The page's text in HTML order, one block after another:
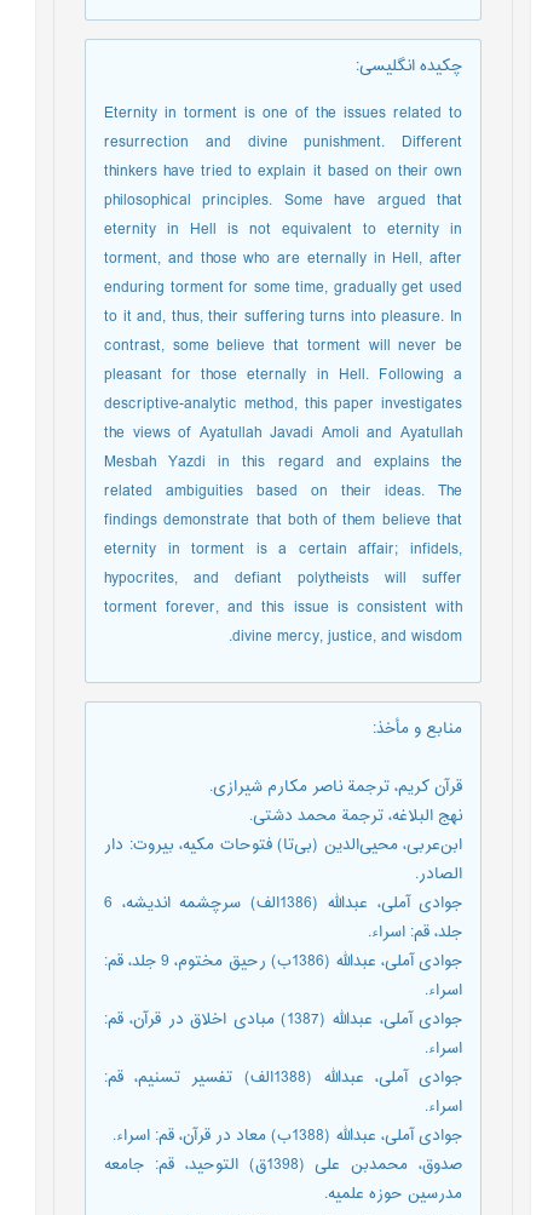
چکیده انگلیسی:
Eternity in torment is one of the issues related to
resurrection and divine punishment. Different
thinkers have tried to explain it based on their own
philosophical principles. Some have argued that
eternity in Hell is not equivalent to eternity in
torment, and those who are eternally in Hell, after
enduring torment for some time, gradually get used
to it and, thus, their suffering turns into pleasure. In
contrast, some believe that torment will never be
pleasant for those eternally in Hell. Following a
descriptive-analytic method, this paper investigates
the views of Ayatullah Javadi Amoli and Ayatullah
Mesbah Yazdi in this regard and explains the
related ambiguities based on their ideas. The
findings demonstrate that both of them believe that
eternity in torment is a certain affair; infidels,
hypocrites, and defiant polytheists will suffer
torment forever, and this issue is consistent with
divine mercy, justice, and wisdom.
منابع و مأخذ:
قرآن کریم، ترجمة ناصر مکارم شیرازی.
نهج البلاغه، ترجمة محمد دشتی.
ابن‌عربی، محیی‌الدین (بی‌تا) فتوحات مکیه، بیروت: دار
الصادر.
جوادی آملی، عبدالله (1386الف) سرچشمه اندیشه، 6
جلد، قم: اسراء.
جوادی آملی، عبدالله (1386ب) رحیق مختوم، 9 جلد، قم:
اسراء.
جوادی آملی، عبدالله (1387) مبادی اخلاق در قرآن، قم:
اسراء.
جوادی آملی، عبدالله (1388الف) تفسیر تسنیم، قم:
اسراء.
جوادی آملی، عبدالله (1388ب) معاد در قرآن، قم: اسراء.
صدوق، محمدبن علی (1398ق) التوحید، قم: جامعه
مدرسین حوزه علمیه.